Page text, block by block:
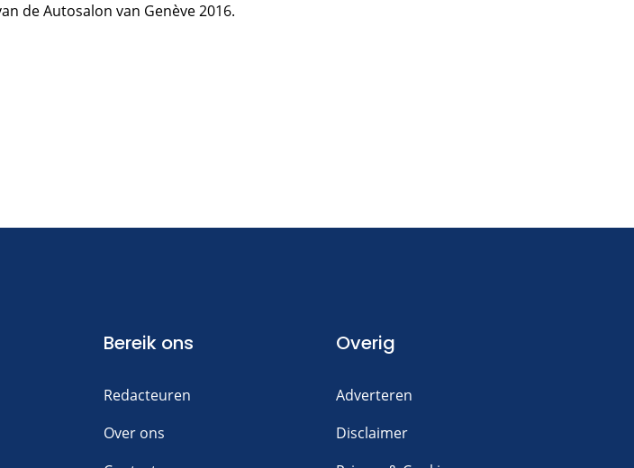
de Autosalon van Genève 2016.
Bereik ons
Redacteuren
Over ons
Overig
Adverteren
Disclaimer